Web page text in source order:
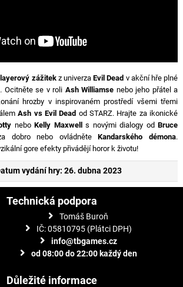
zážitekz univerzaEvil Dead v akční hře plné
Ocitněte se v roli Ash Williamse nebo jeho přátel a
hrozby v inspirovaném prostředí všemi třemi
Ash vs Evil Dead od STARZ. Hrajte za ikonické
neboKelly Maxwells novými dialogy odBruce
dobro nebo ovládněteKandarského démona.
gore efekty přivádějí horor k životu!
vydání hry: 26. dubna 2023
Technická podpora
Tomáš Buroň
IČ: 05810795 (Plátci DPH)
info@tbgames.cz
od 08:00 do 22:00 každý den
Důležité informace